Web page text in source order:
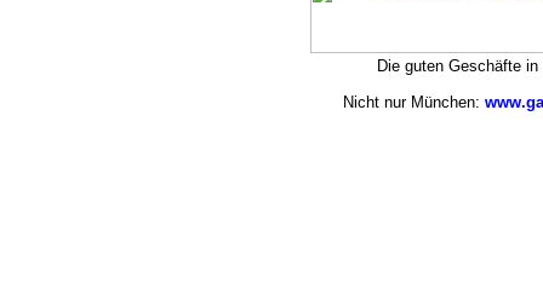
Die guten Geschäfte
Nicht nur München: